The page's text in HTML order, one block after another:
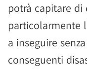
potrà capitare di
particolarmente
a inseguire
conseguenti